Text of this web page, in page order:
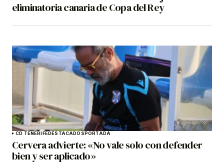
eliminatoria canaria de Copa del Rey
CD TENERIFEDESTACADOSPORTADA
Cervera advierte: «No vale solo con defender
bien y ser aplicado»